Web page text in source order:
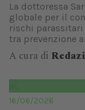
La dottoressa
globale per il
rischi
tra prevenzione
A cura di
16/06/2026